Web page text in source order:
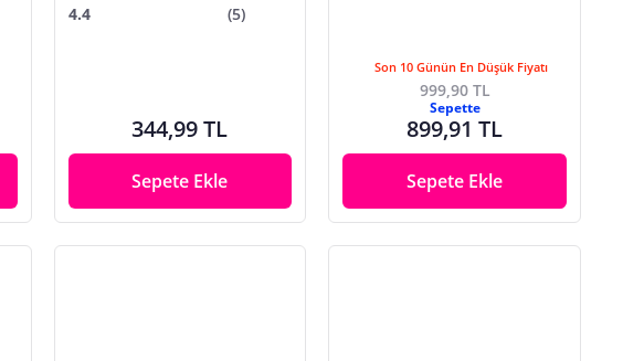
4.4 (5)
344,99 TL
Sepete Ekle
Son 10 Günün En Düşük Fiyatı
999,90 TL
Sepette
899,91 TL
Sepete Ekle